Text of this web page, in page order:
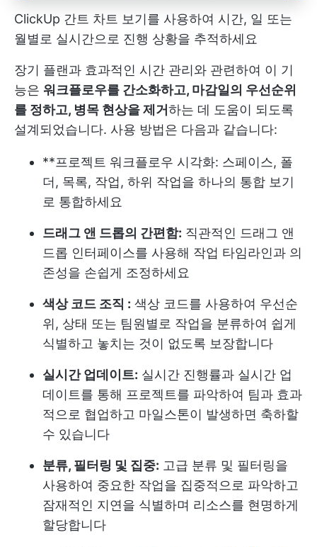
ClickUp 간트 차트 보기를 사용하여 시간, 일 또는
월별로 실시간으로 진행 상황을 추적하세요
장기 플랜과 효과적인 시간 관리와 관련하여 이 기
능은 워크플로우를 간소화하고, 마감일의 우선순위
를 정하고, 병목 현상을 제거하는 데 도움이 되도록
설계되었습니다. 사용 방법은 다음과 같습니다:
**프로젝트 워크플로우 시각화: 스페이스, 폴
더, 목록, 작업, 하위 작업을 하나의 통합 보기
로 통합하세요
드래그 앤 드롭의 간편함: 직관적인 드래그 앤
드롭 인터페이스를 사용해 작업 타임라인과 의
존성을 손쉽게 조정하세요
색상 코드 조직 : 색상 코드를 사용하여 우선순
위, 상태 또는 팀원별로 작업을 분류하여 쉽게
식별하고 놓치는 것이 없도록 보장합니다
실시간 업데이트: 실시간 진행률과 실시간 업
데이트를 통해 프로젝트를 파악하여 팀과 효과
적으로 협업하고 마일스톤이 발생하면 축하할
수 있습니다
분류, 필터링 및 집중: 고급 분류 및 필터링을
사용하여 중요한 작업을 집중적으로 파악하고
잠재적인 지연을 식별하며 리소스를 현명하게
할당합니다